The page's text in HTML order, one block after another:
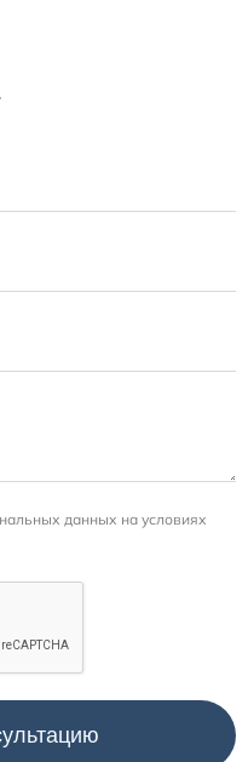
данных на условиях
монитора
Авента-М
ИВЛ Hamilton
ИВЛ Mindray
ИВЛ Drager
Comen
Puritan Bennett